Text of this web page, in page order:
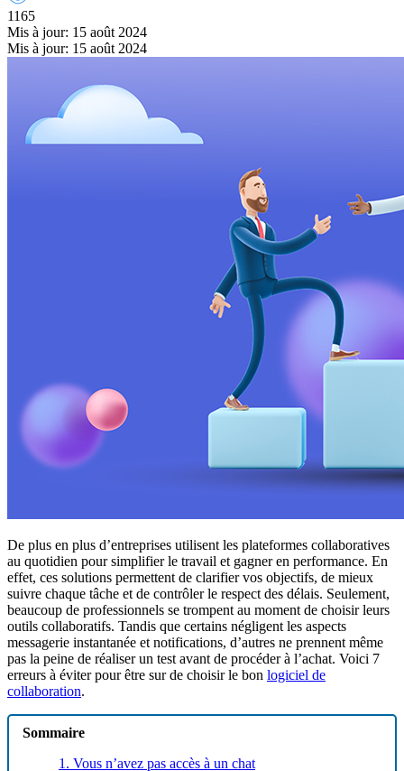
1165
Mis à jour: 15 août 2024
Mis à jour: 15 août 2024
De plus en plus d’entreprises utilisent les plateformes collaboratives
au quotidien pour simplifier le travail et gagner en performance. En
effet, ces solutions permettent de clarifier vos objectifs, de mieux
suivre chaque tâche et de contrôler le respect des délais. Seulement,
beaucoup de professionnels se trompent au moment de choisir leurs
outils collaboratifs. Tandis que certains négligent les aspects
messagerie instantanée et notifications, d’autres ne prennent même
pas la peine de réaliser un test avant de procéder à l’achat. Voici 7
erreurs à éviter pour être sur de choisir le bon logiciel de
collaboration.
Sommaire
1. Vous n’avez pas accès à un chat